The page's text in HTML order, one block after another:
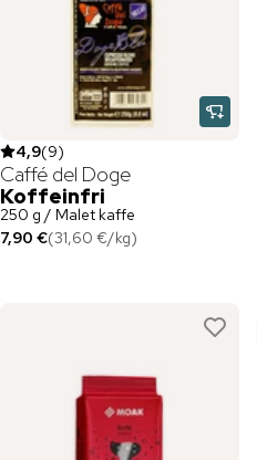
4,9(9)
Caffé del Doge
Koffeinfri
250 g / Malet kaffe
7,90 €(31,60 €/kg)